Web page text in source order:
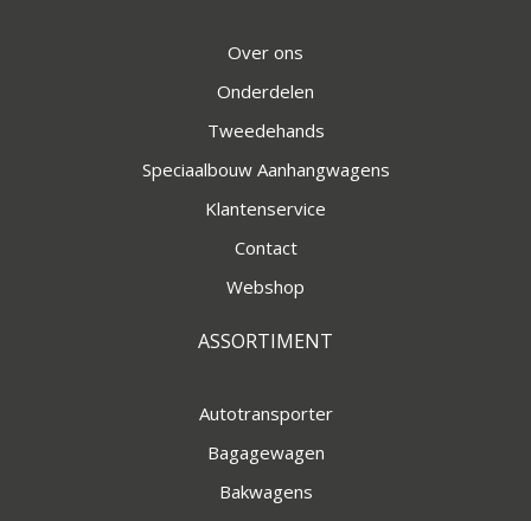
Over ons
Onderdelen
Tweedehands
Speciaalbouw Aanhangwagens
Klantenservice
Contact
Webshop
ASSORTIMENT
Autotransporter
Bagagewagen
Bakwagens